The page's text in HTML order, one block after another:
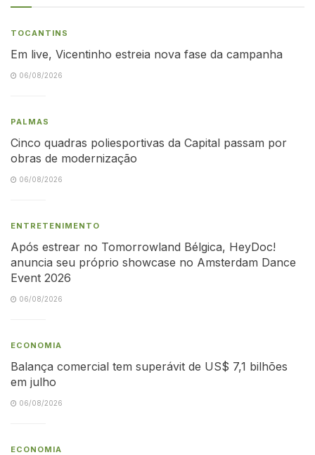
TOCANTINS
Em live, Vicentinho estreia nova fase da campanha
06/08/2026
PALMAS
Cinco quadras poliesportivas da Capital passam por
obras de modernização
06/08/2026
ENTRETENIMENTO
Após estrear no Tomorrowland Bélgica, HeyDoc!
anuncia seu próprio showcase no Amsterdam Dance
Event 2026
06/08/2026
ECONOMIA
Balança comercial tem superávit de US$ 7,1 bilhões
em julho
06/08/2026
ECONOMIA